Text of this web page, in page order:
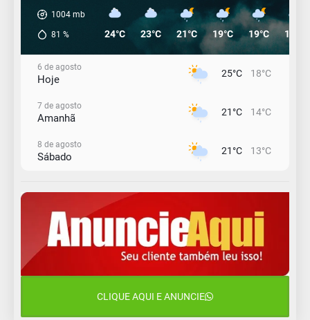
1004 mb
81 % 24°C 23°C 21°C 19°C 19°C 19°C
6 de agosto
Hoje 25°C 18°C
7 de agosto
Amanhã 21°C 14°C
8 de agosto
Sábado 21°C 13°C
Domingo
10 de agosto
Segunda-Feira
CLIQUE AQUI E ANUNCIE